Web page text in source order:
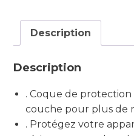
Description
Description
. Coque de
couche pour plus de
. Protégez votre